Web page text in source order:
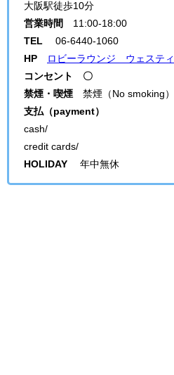
大阪駅徒歩10分
営業時間 11:00-18:00
TEL 06-6440-1060
HP
ロビーラウンジ ウェステ
コンセント 〇
禁煙・喫煙 禁煙（ No smoking ）
支払（payment）
cash/
credit cards/
HOLIDAY 年中無休